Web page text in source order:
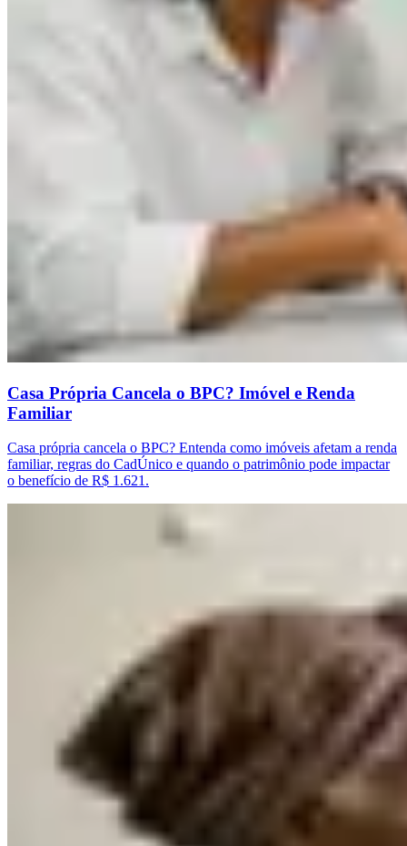
Casa Própria Cancela o BPC? Imóvel e Renda
Familiar
Casa própria cancela o BPC? Entenda como imóveis afetam a renda
familiar, regras do CadÚnico e quando o patrimônio pode impactar
o benefício de R$ 1.621.